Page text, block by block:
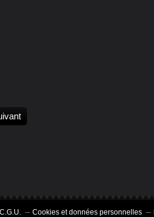
C.G.U. Cookies et données personnelles